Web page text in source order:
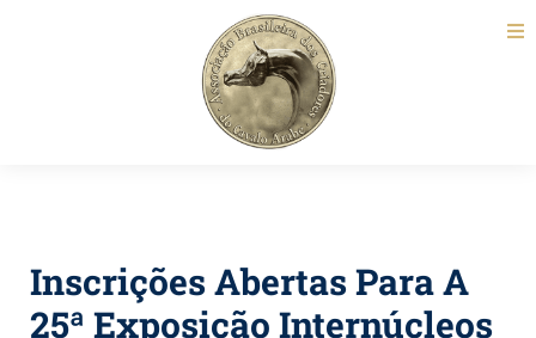
Inscrições Abertas Para A
25ª Exposição Internúcleos